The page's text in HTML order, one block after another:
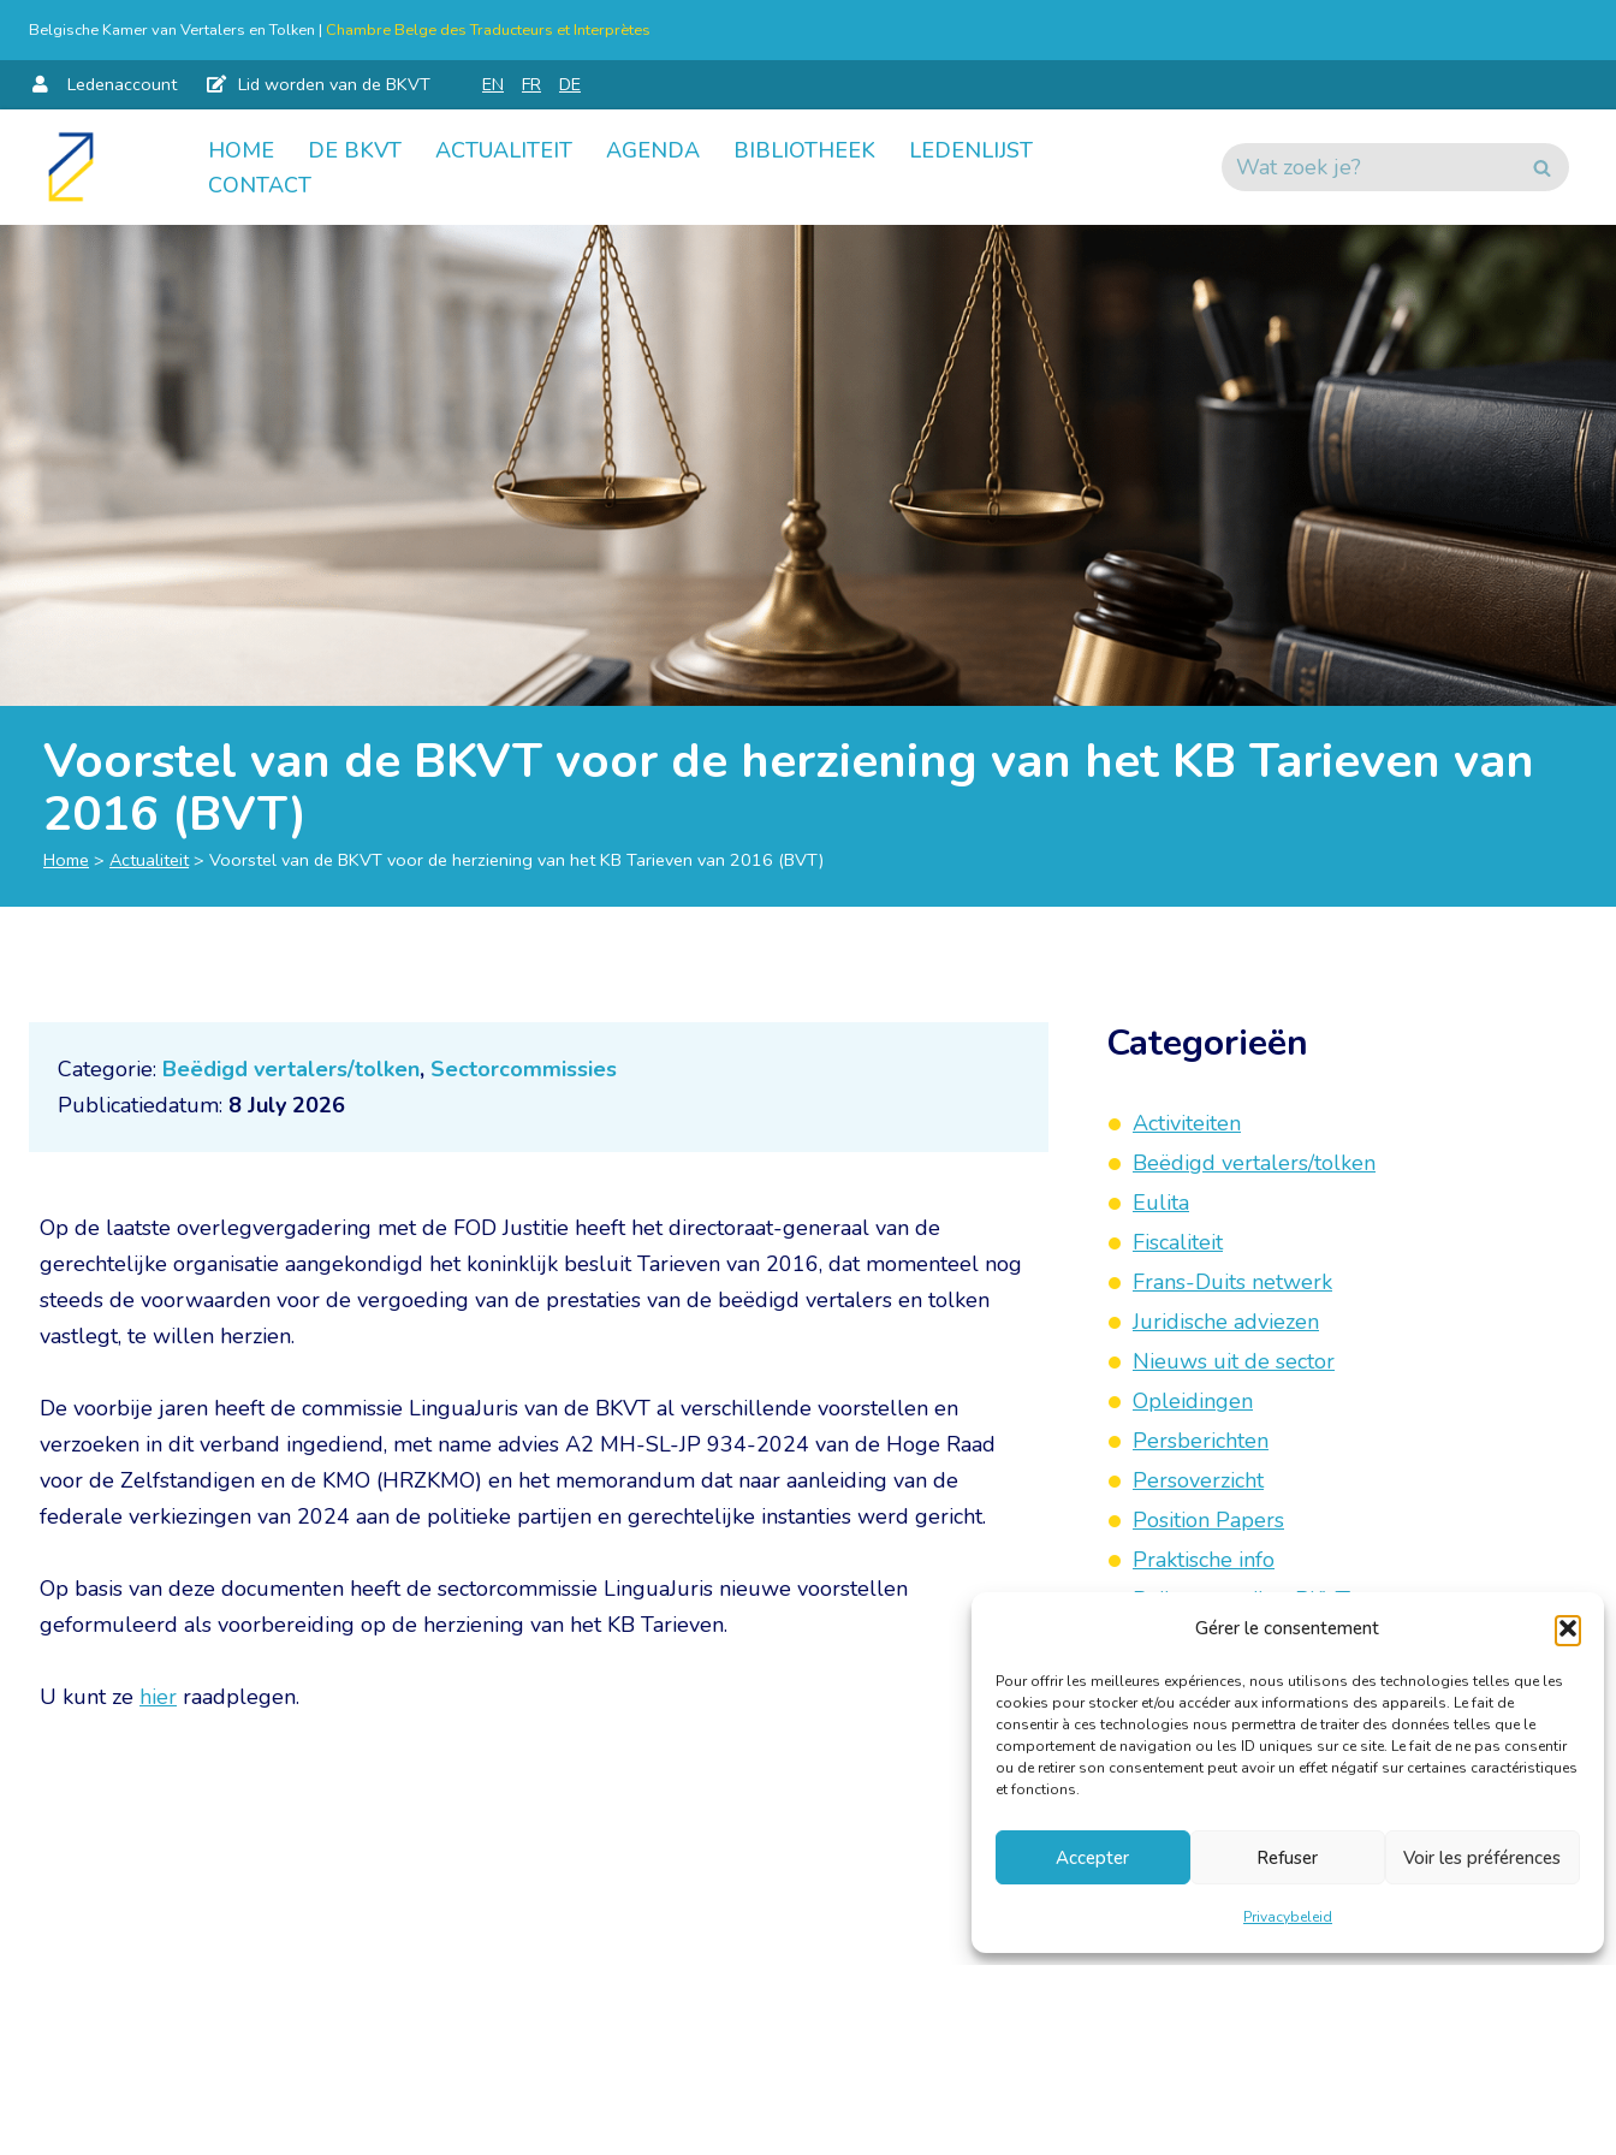
Gérer le consentement
Pour offrir les meilleures expériences, nous utilisons des technologies telles que les
cookies pour stocker et/ou accéder aux informations des appareils. Le fait de
consentir à ces technologies nous permettra de traiter des données telles que le
comportement de navigation ou les ID uniques sur ce site. Le fait de ne pas consentir
ou de retirer son consentement peut avoir un effet négatif sur certaines caractéristiques
et fonctions.
Accepter Refuser Voir les préférences
Privacybeleid
Belgische Kamer van Vertalers en Tolken | Chambre Belge des Traducteurs et Interprètes
Ledenaccount Lid worden van de BKVT EN FR DE
Skip
HOME DE BKVT ACTUALITEIT AGENDA BIBLIOTHEEK
LEDENLIJST
CONTACT
Voorstel van de BKVT voor de herziening van het KB Tarieven van
2016 (BVT)
Home > Actualiteit> Voorstel van de BKVT voor de herziening van het KB Tarieven van 2016 (BVT)
Categorie: Beëdigd vertalers/tolken, Sectorcommissies
Publicatiedatum: 8 July 2026
Op de laatste overlegvergadering met de FOD Justitie heeft het directoraat-generaal van de
gerechtelijke organisatie aangekondigd het koninklijk besluit Tarieven van 2016, dat momenteel nog
steeds de voorwaarden voor de vergoeding van de prestaties van de beëdigd vertalers en tolken
vastlegt, te willen herzien.
De voorbije jaren heeft de commissie LinguaJuris van de BKVT al verschillende voorstellen en
verzoeken in dit verband ingediend, met name advies A2 MH-SL-JP 934-2024 van de Hoge Raad
voor de Zelfstandigen en de KMO (HRZKMO) en het memorandum dat naar aanleiding van de
federale verkiezingen van 2024 aan de politieke partijen en gerechtelijke instanties werd gericht.
Op basis van deze documenten heeft de sectorcommissie LinguaJuris nieuwe voorstellen
geformuleerd als voorbereiding op de herziening van het KB Tarieven.
U kunt ze hier raadplegen.
Categorieën
Activiteiten
Beëdigd vertalers/tolken
Eulita
Fiscaliteit
Frans-Duits netwerk
Juridische adviezen
Nieuws uit de sector
Opleidingen
Persberichten
Persoverzicht
Position Papers
Praktische info
Reilen en zeilen BKVT
Sectorcommissies